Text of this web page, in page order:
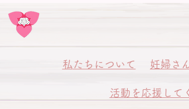
私 たちについて 妊婦さ
活動を応援して